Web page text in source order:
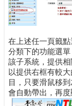
在上述任一頁籤
分類下的功能選
該子系統，提供
以提供右框有較
目，只要滑鼠移
會自動帶出，再度